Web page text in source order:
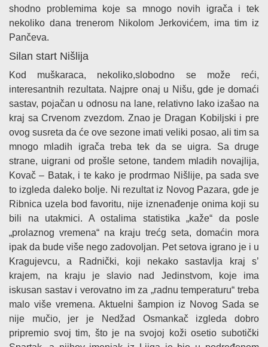
shodno problemima koje sa mnogo novih igrača i tek
nekoliko dana trenerom Nikolom Jerkovićem, ima tim iz
Pančeva.
Silan start Nišlija
Kod muškaraca, nekoliko,slobodno se može reći,
interesantnih rezultata. Najpre onaj u Nišu, gde je domaći
sastav, pojačan u odnosu na lane, relativno lako izašao na
kraj sa Crvenom zvezdom. Znao je Dragan Kobiljski i pre
ovog susreta da će ove sezone imati veliki posao, ali tim sa
mnogo mladih igrača treba tek da se uigra. Sa druge
strane, uigrani od prošle setone, tandem mladih novajlija,
Kovač – Batak, i te kako je prodrmao Nišlije, pa sada sve
to izgleda daleko bolje. Ni rezultat iz Novog Pazara, gde je
Ribnica uzela bod favoritu, nije iznenađenje onima koji su
bili na utakmici. A ostalima statistika „kaže“ da posle
„prolaznog vremena“ na kraju trećg seta, domaćin mora
ipak da bude više nego zadovoljan. Pet setova igrano je i u
Kragujevcu, a Radnički, koji nekako sastavlja kraj s’
krajem, na kraju je slavio nad Jedinstvom, koje ima
iskusan sastav i verovatno im za „radnu temperaturu“ treba
malo više vremena. Aktuelni šampion iz Novog Sada se
nije mučio, jer je Nedžad Osmankač izgleda dobro
pripremio svoj tim, što je na svojoj koži osetio subotički